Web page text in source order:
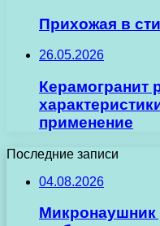
Прихожая в
26.05.2026
Керамогранит
применение
Последние записи
04.08.2026
Микронаушник